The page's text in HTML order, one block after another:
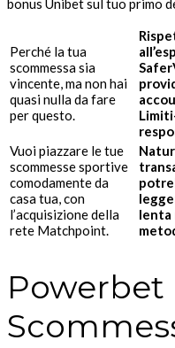
bonus Unibet sul tuo primo
Perché la tua
scommessa sia
vincente, ma non hai
quasi nulla da fare
per questo.
Vuoi piazzare le tue
scommesse sportive
comodamente da
casa tua, con
l’acquisizione della
rete Matchpoint.
lenta
Powerbet